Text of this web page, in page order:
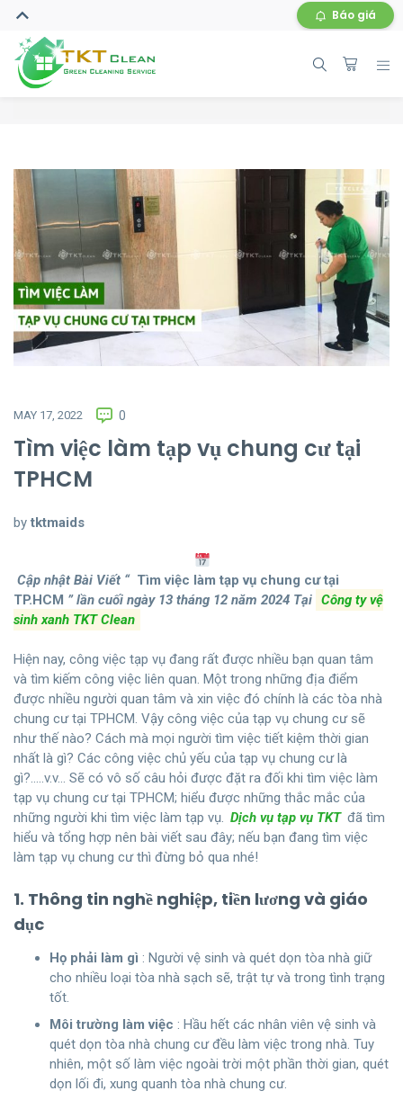
Báo giá
MAY 17, 2022 0
Tìm việc làm tạp vụ chung cư tại
TPHCM
by tktmaids
Cập nhật Bài Viết “Tìm việc làm tạp vụ chung cư tại
TP.HCM ” lần cuối ngày 13 tháng 12 năm 2024 Tại Công ty vệ
sinh xanh TKT Clean
Hiện nay, công việc tạp vụ đang rất được nhiều bạn quan tâm
và tìm kiếm công việc liên quan. Một trong những địa điểm
được nhiều người quan tâm và xin việc đó chính là các tòa nhà
chung cư tại TPHCM. Vậy công việc của tạp vụ chung cư sẽ
như thế nào? Cách mà mọi người tìm việc tiết kiệm thời gian
nhất là gì? Các công việc chủ yếu của tạp vụ chung cư là
gì?…..v.v… Sẽ có vô số câu hỏi được đặt ra đối khi tìm việc làm
tạp vụ chung cư tại TPHCM; hiểu được những thắc mắc của
những người khi tìm việc làm tạp vụ. Dịch vụ tạp vụ TKT đã tìm
hiểu và tổng hợp nên bài viết sau đây; nếu bạn đang tìm việc
làm tạp vụ chung cư thì đừng bỏ qua nhé!
1. Thông tin nghề nghiệp, tiền lương và giáo
dục
Họ phải làm gì : Người vệ sinh và quét dọn tòa nhà giữ
cho nhiều loại tòa nhà sạch sẽ, trật tự và trong tình trạng
tốt.
Môi trường làm việc : Hầu hết các nhân viên vệ sinh và
quét dọn tòa nhà chung cư đều làm việc trong nhà. Tuy
nhiên, một số làm việc ngoài trời một phần thời gian, quét
dọn lối đi, xung quanh tòa nhà chung cư.